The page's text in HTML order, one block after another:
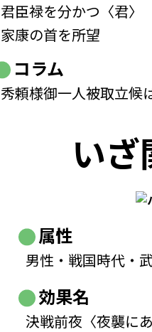
君臣禄を分かつ〈君〉
家康の首を所望
コラム
秀頼様御一人被取立候
い
属性
男性・戦国時代・
効果名
決戦前夜〈夜襲に